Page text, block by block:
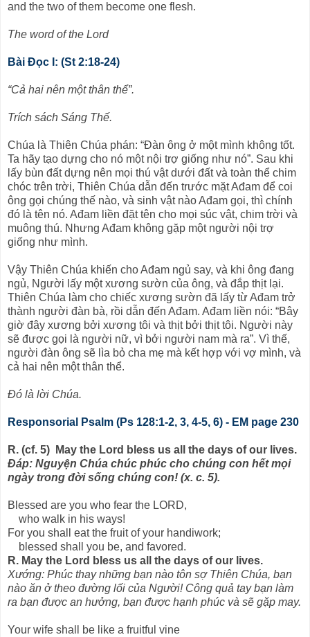
and the two of them become one flesh.
The word of the Lord
Bài Ðọc I: (St 2:18-24)
“Cả hai nên một thân thể”.
Trích sách Sáng Thế.
Chúa là Thiên Chúa phán: “Ðàn ông ở một mình không tốt.
Ta hãy tạo dựng cho nó một nội trợ giống như nó”. Sau khi
lấy bùn đất dựng nên mọi thú vật dưới đất và toàn thể chim
chóc trên trời, Thiên Chúa dẫn đến trước mặt Ađam để coi
ông gọi chúng thế nào, và sinh vật nào Ađam gọi, thì chính
đó là tên nó. Ađam liền đặt tên cho mọi súc vật, chim trời và
muông thú. Nhưng Ađam không gặp một người nội trợ
giống như mình.
Vậy Thiên Chúa khiến cho Ađam ngủ say, và khi ông đang
ngủ, Người lấy một xương sườn của ông, và đắp thịt lại.
Thiên Chúa làm cho chiếc xương sườn đã lấy từ Ađam trở
thành người đàn bà, rồi dẫn đến Ađam. Ađam liền nói: “Bây
giờ đây xương bởi xương tôi và thịt bởi thịt tôi. Người này
sẽ được gọi là người nữ, vì bởi người nam mà ra”. Vì thế,
người đàn ông sẽ lìa bỏ cha mẹ mà kết hợp với vợ mình, và
cả hai nên một thân thể.
Ðó là lời Chúa.
Responsorial Psalm (Ps 128:1-2, 3, 4-5, 6) - EM page 230
R. (cf. 5) May the Lord bless us all the days of our lives.
Ðáp: Nguyện Chúa chúc phúc cho chúng con hết mọi
ngày trong đời sống chúng con! (x. c. 5).
Blessed are you who fear the LORD,
who walk in his ways!
For you shall eat the fruit of your handiwork;
blessed shall you be, and favored.
R. May the Lord bless us all the days of our lives.
Xướng: Phúc thay những bạn nào tôn sợ Thiên Chúa, bạn
nào ăn ở theo đường lối của Người! Công quả tay bạn làm
ra bạn được an hưởng, bạn được hạnh phúc và sẽ gặp may.
Your wife shall be like a fruitful vine